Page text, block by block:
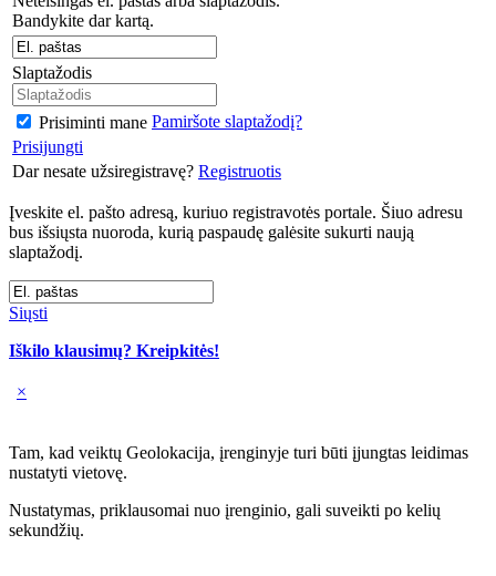
Bandykite dar kartą.
Slaptažodis
Prisiminti mane Pamiršote slaptažodį?
Prisijungti
Dar nesate užsiregistravę? Registruotis
Įveskite el. pašto adresą, kuriuo registravotės portale. Šiuo adresu
bus išsiųsta nuoroda, kurią paspaudę galėsite sukurti naują
slaptažodį.
Siųsti
Iškilo klausimų? Kreipkitės!
×
Tam, kad veiktų Geolokacija, įrenginyje turi būti įjungtas leidimas
nustatyti vietovę.
Nustatymas, priklausomai nuo įrenginio, gali suveikti po kelių
sekundžių.